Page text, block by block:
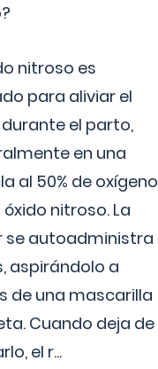
nitroso es
para aliviar el
el parto,
en una
al 50% de oxígeno
óxido nitroso. La
se autoadministra
aspirándolo a
de una mascarilla
Cuando deja de
el r...